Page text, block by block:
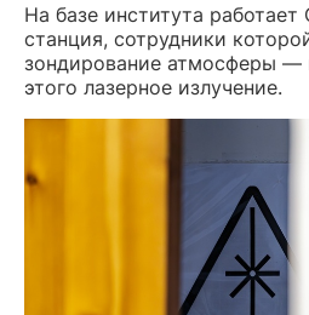
На базе института
станция, сотрудники
зондирование атмосферы —
этого лазерное излучение.